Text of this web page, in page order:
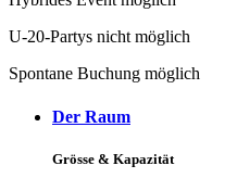
U-20-Partys nicht möglich
Spontane Buchung möglich
Der Raum
Grösse & Kapazität